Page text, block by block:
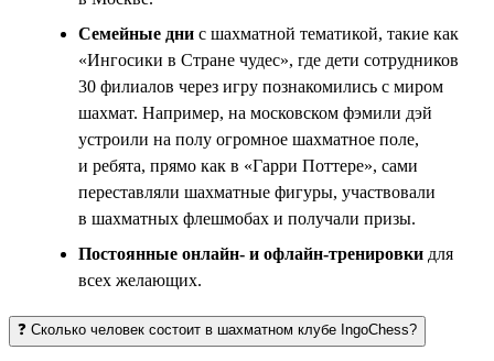
Семейные дни с шахматной тематикой, такие как
«Ингосики в Стране чудес», где дети сотрудников
30 филиалов через игру познакомились с миром
шахмат. Например, на московском фэмили дэй
устроили на полу огромное шахматное поле,
и ребята, прямо как в «Гарри Поттере», сами
переставляли шахматные фигуры, участвовали
в шахматных флешмобах и получали призы.
Постоянные онлайн- и офлайн-тренировки для
всех желающих.
❓ Сколько человек состоит в шахматном клубе IngoChess?